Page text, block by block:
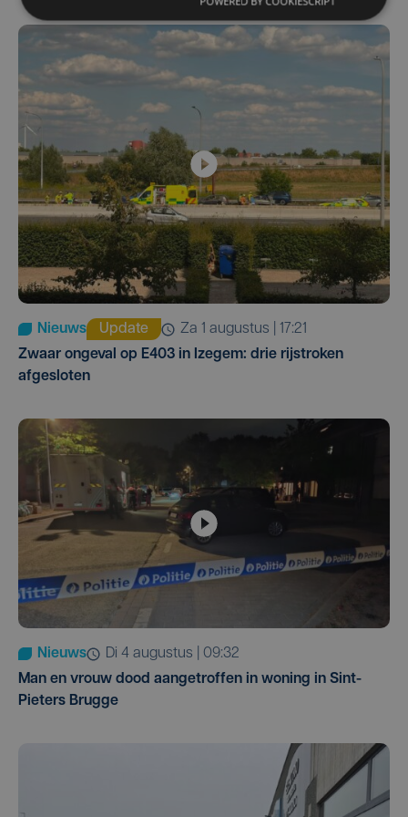
Nieuws Update
za 1 augustus | 17:21
Zwaar ongeval op E403 in Izegem: drie rijstroken
afgesloten
Nieuws
di 4 augustus | 09:32
Man en vrouw dood aangetroffen in woning in Sint-
Pieters Brugge